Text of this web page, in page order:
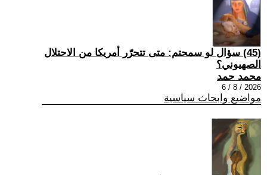
(45) سؤال لو سمحتم: متى تتحرّر أمريكا من الاحتلال
الصهيوني؟
محمد حمد
2026 / 8 / 6
مواضيع وابحاث سياسية